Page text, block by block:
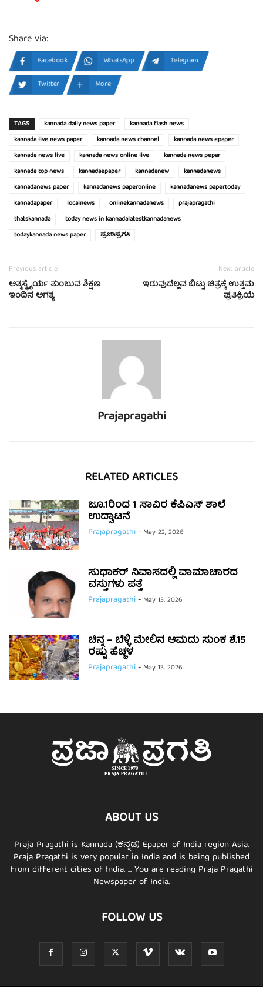
Share via:
Facebook WhatsApp
Telegram
Twitter
More
TAGS kannada daily news paper
kannada flash news
kannada live news paper
kannada news channel
kannada news epaper
kannada news live
kannada news online live
kannada news pepar
kannada top news
kannadaepaper kannadanew
kannadanews
kannadanews paper
kannadanews paperonline
kannadanews papertoday
kannadapaper
localnews onlinekannadanews
prajapragathi
thatskannada
today news in kannadalatestkannadanews
todaykannada news paper
ಪ್ರಜಾಪ್ರಗತಿ
Previous article
ಆತ್ಮಸ್ಥೈರ್ಯ ತುಂಬುವ ಶಿಕ್ಷಣ
ಇಂದಿನ ಅಗತ್ಯ
Next article
ಇರುವುದೆಲ್ಲವ ಬಿಟ್ಟು ಚಿತ್ರಕ್ಕೆ ಉತ್ತಮ
ಪ್ರತಿಕ್ರಿಯೆ
Prajapragathi
RELATED ARTICLES
ಜೂ.1ರಿಂದ 1 ಸಾವಿರ ಕೆಪಿಎಸ್ ಶಾಲೆ
ಉದ್ಘಾಟನೆ
Prajapragathi- May 22, 2026
ಸುಧಾಕರ್ ನಿವಾಸದಲ್ಲಿ ವಾಮಾಚಾರದ
ವಸ್ತುಗಳು ಪತ್ತೆ
Prajapragathi- May 13, 2026
ಚಿನ್ನ – ಬೆಳ್ಳಿ ಮೇಲಿನ ಆಮದು ಸುಂಕ ಶೆ.15
ರಷ್ಟು ಹೆಚ್ಚಳ
Prajapragathi- May 13, 2026
ABOUT US
Praja Pragathi is Kannada (ಕನ್ನಡ) Epaper of India region Asia.
Praja Pragathi is very popular in India and is being published
from different cities of India. ... You are reading Praja Pragathi
Newspaper of India.
FOLLOW US